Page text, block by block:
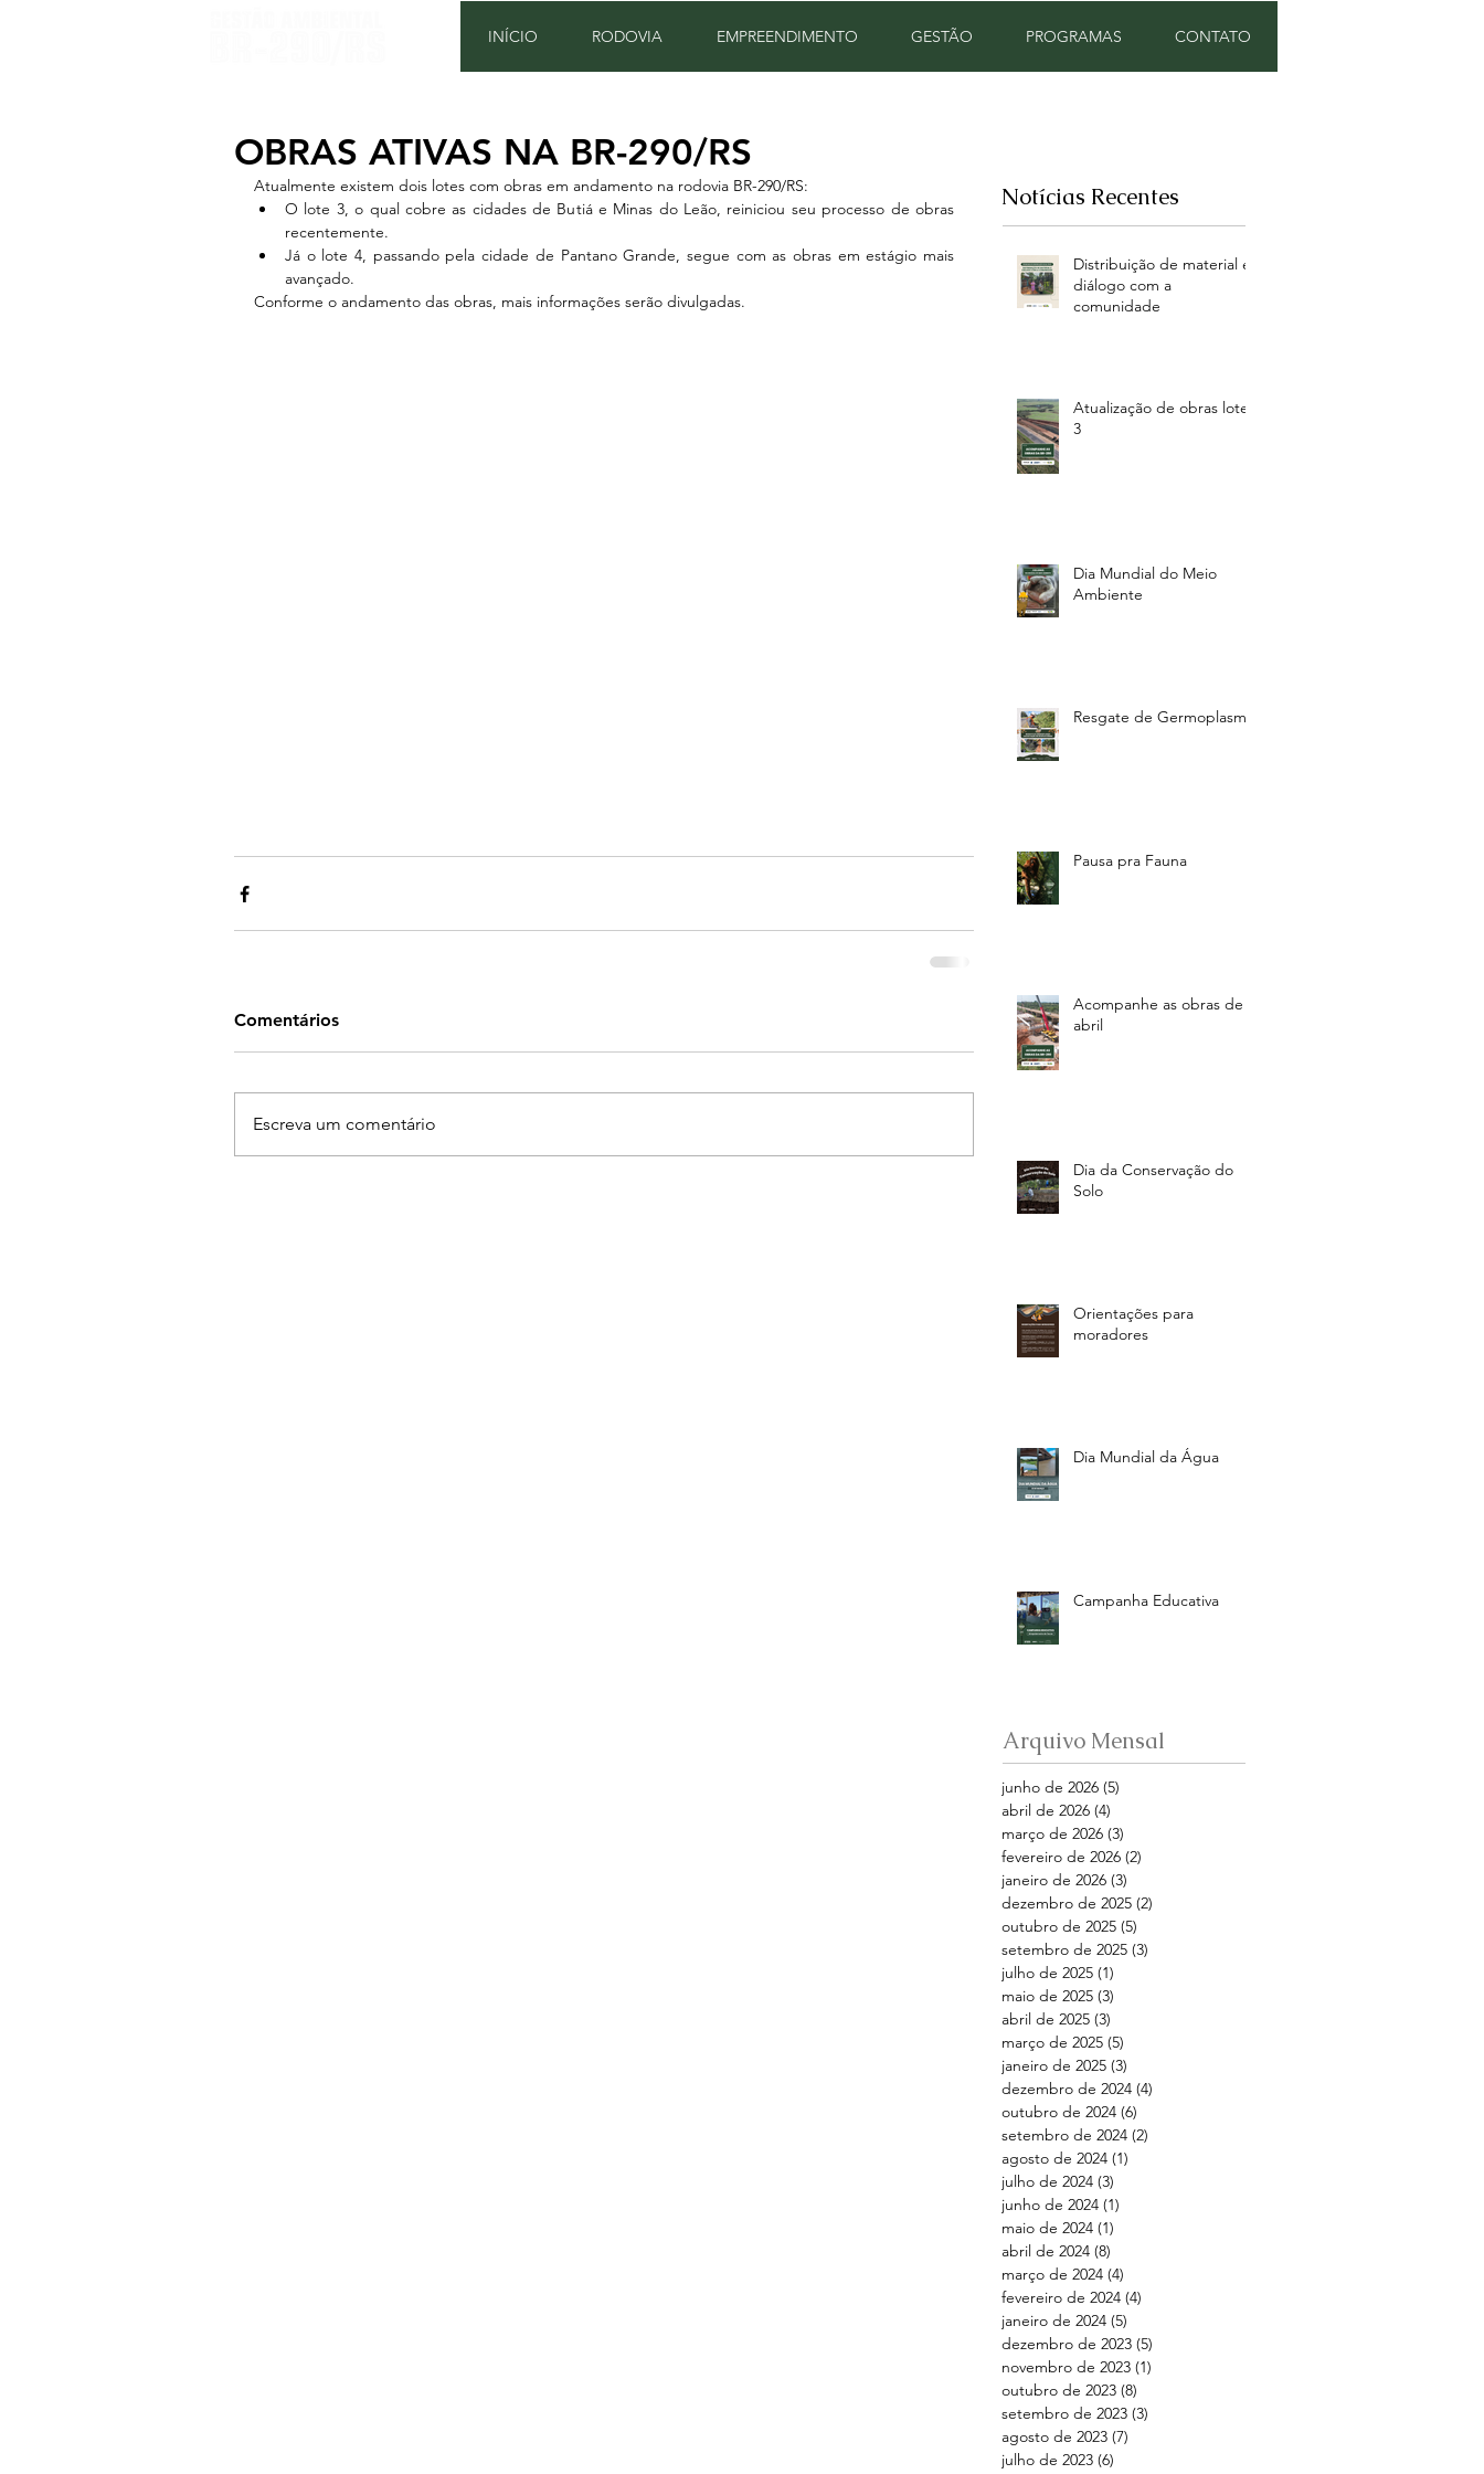
INÍCIO RODOVIA EMPREENDIMENTO GESTÃO PROGRAMAS CONTATO
OBRAS ATIVAS NA BR-290/RS
Atualmente existem dois lotes com obras em andamento na rodovia BR-290/RS:
O lote 3, o qual cobre as cidades de Butiá e Minas do Leão, reiniciou seu processo de obras
recentemente.
Já o lote 4, passando pela cidade de Pantano Grande, segue com as obras em estágio mais
avançado.
Conforme o andamento das obras, mais informações serão divulgadas.
Comentários
Escreva um comentário
Notícias Recentes
Distribuição de material e
diálogo com a
comunidade
Atualização de obras lote
3
Dia Mundial do Meio
Ambiente
Resgate de Germoplasma
Pausa pra Fauna
Acompanhe as obras de
abril
Dia da Conservação do
Solo
Orientações para
moradores
Dia Mundial da Água
Campanha Educativa
Arquivo Mensal
junho de 2026 (5)
abril de 2026 (4)
março de 2026 (3)
fevereiro de 2026 (2)
janeiro de 2026 (3)
dezembro de 2025 (2)
outubro de 2025 (5)
setembro de 2025 (3)
julho de 2025 (1)
maio de 2025 (3)
abril de 2025 (3)
março de 2025 (5)
janeiro de 2025 (3)
dezembro de 2024 (4)
outubro de 2024 (6)
setembro de 2024 (2)
agosto de 2024 (1)
julho de 2024 (3)
junho de 2024 (1)
maio de 2024 (1)
abril de 2024 (8)
março de 2024 (4)
fevereiro de 2024 (4)
janeiro de 2024 (5)
dezembro de 2023 (5)
novembro de 2023 (1)
outubro de 2023 (8)
setembro de 2023 (3)
agosto de 2023 (7)
julho de 2023 (6)